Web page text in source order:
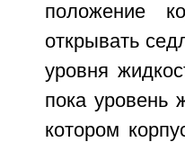
положение
открывать
уровня
пока уровень
котором